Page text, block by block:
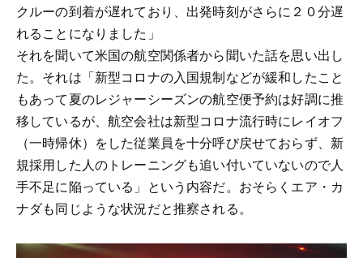
クルーの到着が遅れており、出発時刻がさらに２０分遅
れることになりました」
それを聞いて米国の航空関係者から聞いた話を思い出し
た。それは「新型コロナの入国規制などが緩和したこと
もあって夏のレジャーシーズンの航空便予約は好調に推
移しているが、航空会社は新型コロナ流行時にレイオフ
（一時帰休）をした従業員を十分呼び戻せておらず、新
規採用した人のトレーニングも追い付いていないので人
手不足に陥っている」という内容だ。おそらくエア・カ
ナダも同じような状況だと推察される。